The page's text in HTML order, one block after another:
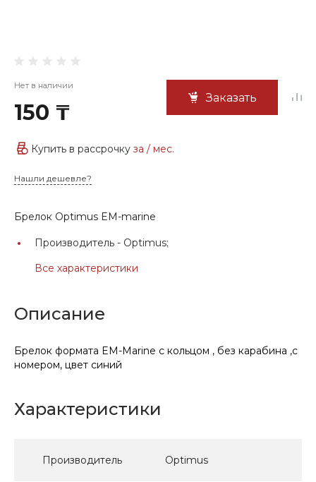
Нет в наличии
150 ₸
Заказать
Купить в рассрочку за / мес.
Нашли дешевле?
Брелок Optimus EM-marine
Производитель - Optimus;
Все характеристики
Описание
Брелок формата EM-Marine с кольцом , без карабина ,с
номером, цвет синий
Характеристики
Производитель Optimus